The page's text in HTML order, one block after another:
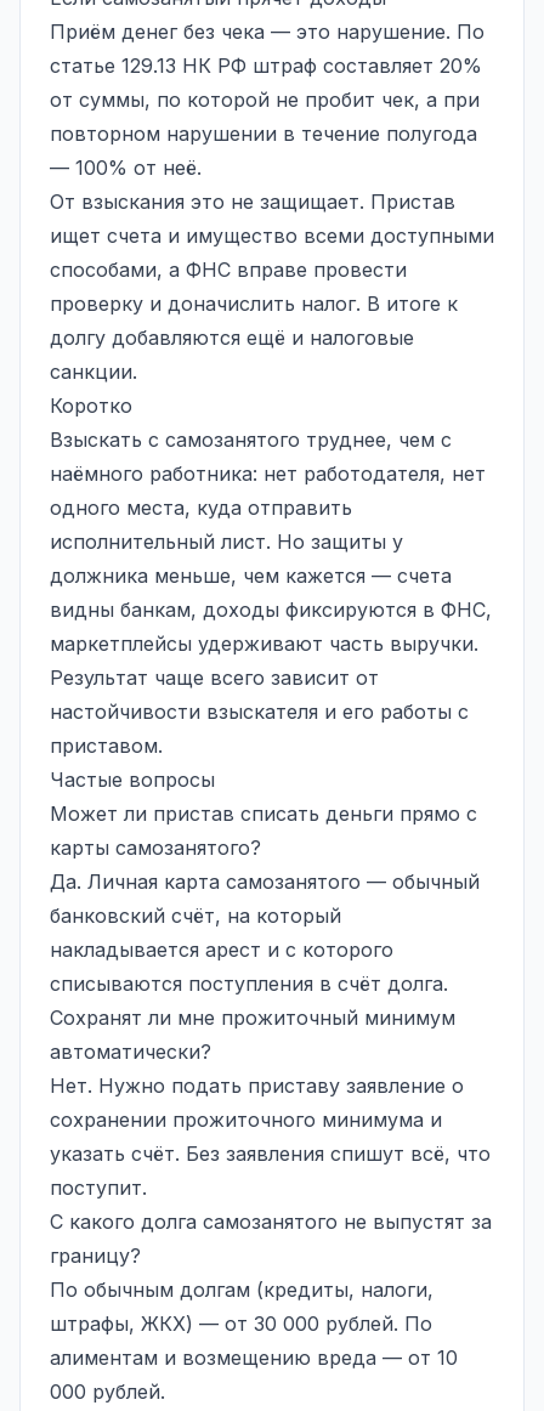
Приём денег без чека — это нарушение. По
статье 129.13 НК РФ штраф составляет 20%
от суммы, по которой не пробит чек, а при
повторном нарушении в течение полугода
— 100% от неё.
От взыскания это не защищает. Пристав
ищет счета и имущество всеми доступными
способами, а ФНС вправе провести
проверку и доначислить налог. В итоге к
долгу добавляются ещё и налоговые
санкции.
Коротко
Взыскать с самозанятого труднее, чем с
наёмного работника: нет работодателя, нет
одного места, куда отправить
исполнительный лист. Но защиты у
должника меньше, чем кажется — счета
видны банкам, доходы фиксируются в ФНС,
маркетплейсы удерживают часть выручки.
Результат чаще всего зависит от
настойчивости взыскателя и его работы с
приставом.
Частые вопросы
Может ли пристав списать деньги прямо с
карты самозанятого?
Да. Личная карта самозанятого — обычный
банковский счёт, на который
накладывается арест и с которого
списываются поступления в счёт долга.
Сохранят ли мне прожиточный минимум
автоматически?
Нет. Нужно подать приставу заявление о
сохранении прожиточного минимума и
указать счёт. Без заявления спишут всё, что
поступит.
С какого долга самозанятого не выпустят за
границу?
По обычным долгам (кредиты, налоги,
штрафы, ЖКХ) — от 30 000 рублей. По
алиментам и возмещению вреда — от 10
000 рублей.